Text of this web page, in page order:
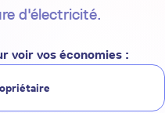
d'électricité.
voir vos économies :